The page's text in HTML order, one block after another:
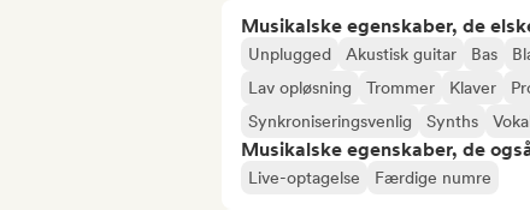
Musikalske egenskaber, de
Unplugged Akustisk guitar Bas
Lav opløsning
Trommer Klaver
Synkroniseringsvenlig
Synths
Musikalske egenskaber, de
Live-optagelse Færdige numre